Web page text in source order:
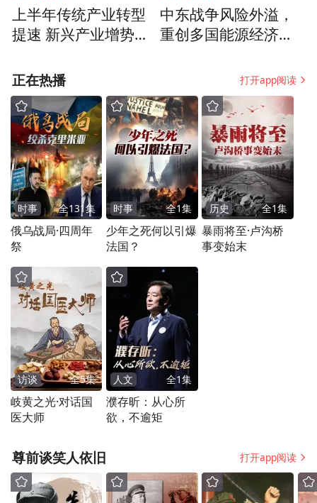
上半年传统产业转型
提速 新兴产业增势强
中东战争风险外溢，
重创多国能源经济发
正在热播 打开app阅读
时事 全131集
俄乌战局·四周年
祭
时事 全1集
少年之死何以引爆
法国？
历史 全1集
暴雨将至·卢沟桥
事变始末
访谈 全5集
岐黄之光·对话国
医大师
人文 全1集
濮存昕：从心所
欲，不逾矩
尊前谈笑人依旧 打开app阅读